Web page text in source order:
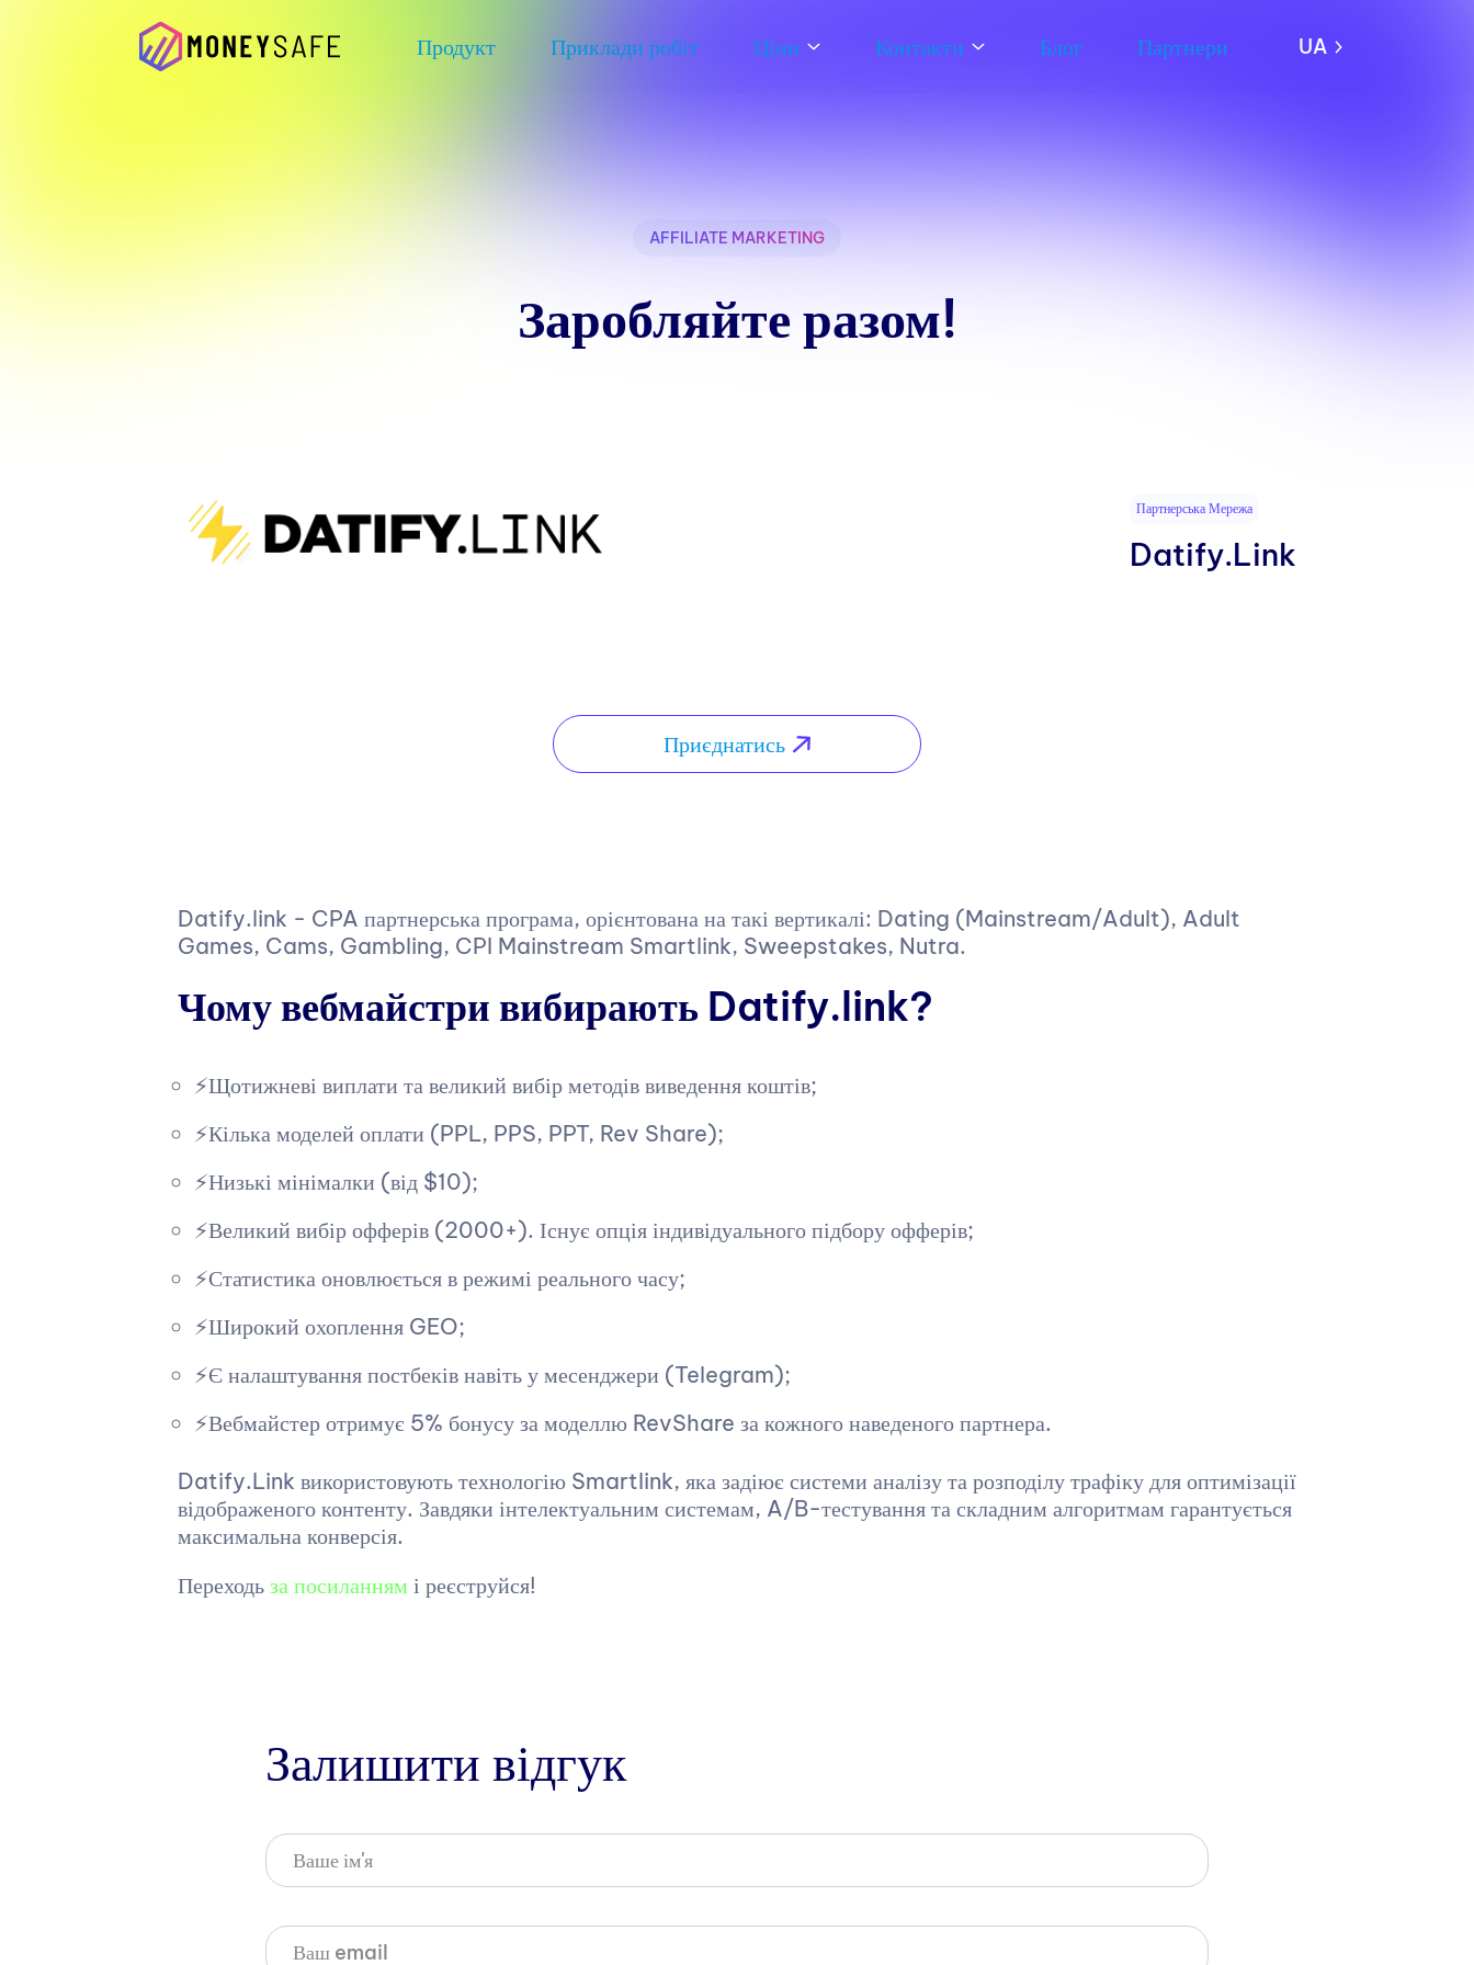
Продукт Приклади робіт Ціни Контакти Блог Партнери UA
AFFILIATE MARKETING
Заробляйте разом!
Партнерська Мережа
Datify.Link
Приєднатись
Datify.link - CPA партнерська програма, орієнтована на такі вертикалі: Dating (Mainstream/Adult), Adult
Games, Cams, Gambling, CPI Mainstream Smartlink, Sweepstakes, Nutra.
Чому вебмайстри вибирають Datify.link?
⚡️Щотижневі виплати та великий вибір методів виведення коштів;
⚡️Кілька моделей оплати (PPL, PPS, PPT, Rev Share);
⚡️Низькі мінімалки (від $10);
⚡️Великий вибір офферів (2000+). Існує опція індивідуального підбору офферів;
⚡️Статистика оновлюється в режимі реального часу;
⚡️Широкий охоплення GEO;
⚡️Є налаштування постбеків навіть у месенджери (Telegram);
⚡️Вебмайстер отримує 5% бонусу за моделлю RevShare за кожного наведеного партнера.
Datify.Link використовують технологію Smartlink, яка задіює системи аналізу та розподілу трафіку для оптимізації
відображеного контенту. Завдяки інтелектуальним системам, A/B-тестування та складним алгоритмам гарантується
максимальна конверсія.
Переходь за посиланням і реєструйся!
Залишити відгук